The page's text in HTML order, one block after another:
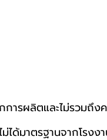
รผลิตและไม่รวมถึง
ด้มาตรฐานจากโรงง